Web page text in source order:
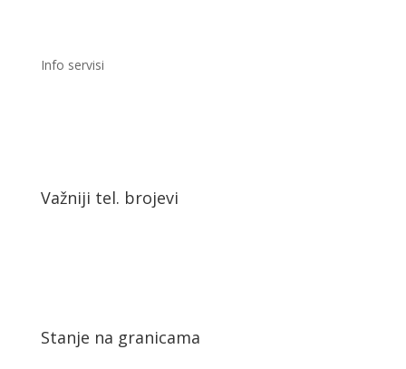
Info servisi
Važniji tel. brojevi
Stanje na granicama